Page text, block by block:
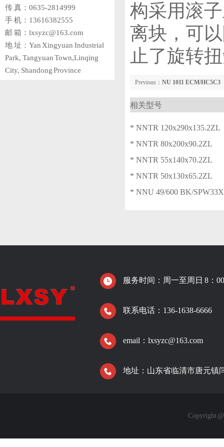
传 真：0635-2814999
手 机：13616382555
邮 箱：lxsyzc@163.com
地 址：Yan Xingyuan Industrial
Park, Tangyuan Town,Linqing
City, Shandong Province
构采用滚
离块，可
止了旋转
Previous： NU 1011 ECM/HC5C3
相关型号
* NNTR 120x290x135.2ZL
* NNTR 80x200x90.2ZL
* NNTR 55x140x70.2ZL
* NNTR 50x130x65.2ZL
* NNU 49/600 BK/SPW33X
服务时间：周一至周日 8：
联系电话：136-1638-6666
email：lxsyzc@163.com
地址：山东省临清市唐元镇
Copyright